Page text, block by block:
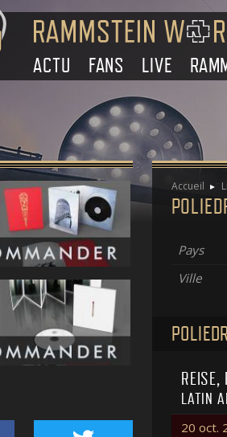
ACTU FANS LIVE
Accueil
Pays
Ville
LATIN
20 oct.